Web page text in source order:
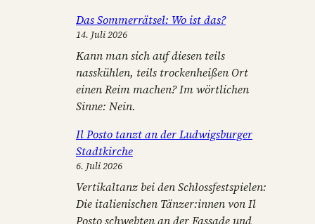
Das Sommerrätsel: Wo ist das?
14. Juli 2026
Kann man sich auf diesen teils
nasskühlen, teils trockenheißen Ort
einen Reim machen? Im wörtlichen
Sinne: Nein.
Il Posto tanzt an der Ludwigsburger
Stadtkirche
6. Juli 2026
Vertikaltanz bei den Schlossfestspielen:
Die italienischen Tänzer:innen von Il
Posto schwebten an der Fassade und